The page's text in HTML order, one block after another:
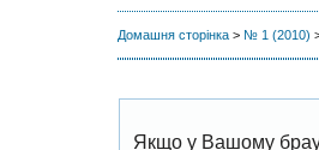
Домашня сторінка > № 1 (2010)
Якщо у Вашому